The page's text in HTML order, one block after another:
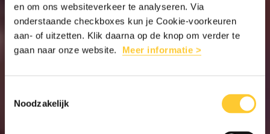
en om ons websiteverkeer te analyseren. Via
onderstaande checkboxes kun je Cookie-voorkeuren
aan- of uitzetten. Klik daarna op de knop om verder te
gaan naar onze website. Meer informatie >
Noodzakelijk